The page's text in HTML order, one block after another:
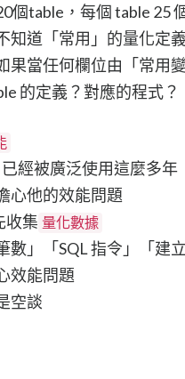
個table，每個 table 25
知道「常用」的量化定
果當任何欄位由「常用
的定義？對應的程式？
已經被廣泛使用這麼多年
心他的效能問題
收集 量化數據
數」「SQL 指令」「建
效能問題
空談